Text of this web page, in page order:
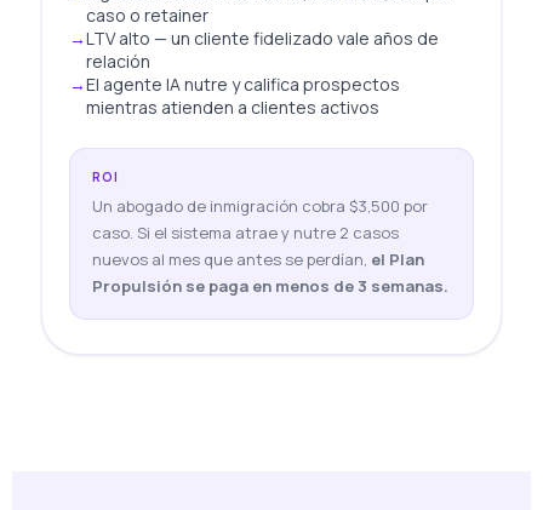
caso o retainer
LTV alto — un cliente fidelizado vale años de
relación
El agente IA nutre y califica prospectos
mientras atienden a clientes activos
ROI
Un abogado de inmigración cobra $3,500 por
caso. Si el sistema atrae y nutre 2 casos
nuevos al mes que antes se perdían, el Plan
Propulsión se paga en menos de 3 semanas.